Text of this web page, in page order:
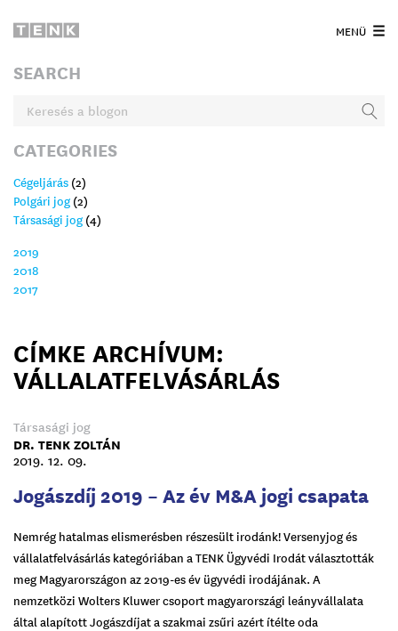
MENÜ
SEARCH
CATEGORIES
Cégeljárás (2)
Polgári jog (2)
Társasági jog (4)
2019
2018
2017
CÍMKE ARCHÍVUM:
VÁLLALATFELVÁSÁRLÁS
Társasági jog
DR. TENK ZOLTÁN
2019. 12. 09.
Jogászdíj 2019 – Az év M&A jogi csapata
Nemrég hatalmas elismerésben részesült irodánk! Versenyjog és
vállalatfelvásárlás kategóriában a TENK Ügyvédi Irodát választották
meg Magyarországon az 2019-es év ügyvédi irodájának. A
nemzetközi Wolters Kluwer csoport magyarországi leányvállalata
által alapított Jogászdíjat a szakmai zsűri azért ítélte oda